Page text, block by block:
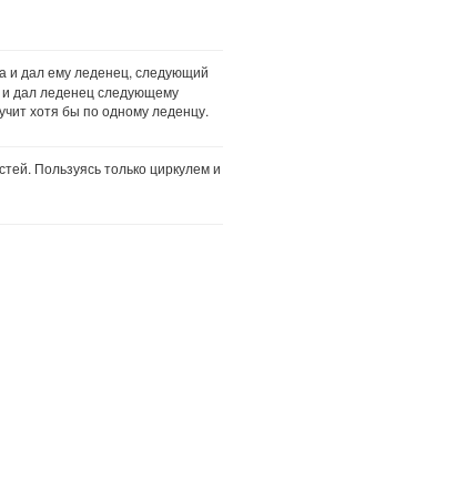
и дал ему леденец, следующий
и дал леденец следующему
хотя бы по одному леденцу.
Пользуясь только циркулем и